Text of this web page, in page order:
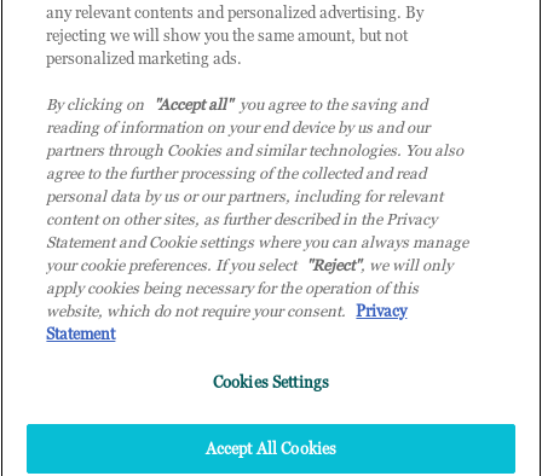
© 2026 TD SYNNEX Italy S.r.l. - Sede legale: via Luigi Russolo 9, 20138 Milano
(MI) - Numero di iscrizione al Registro delle Imprese di Milano e Codice Fiscale:
07092780159 - P.IVA: 07092780159 - Eur 12.569.000,00 i.v - TD SYNNEX e TD
in altri Paesi. Società a socio unico soggetta all’attività di direzione e coordinamento
Top
any relevant contents and personalized advertising. By
rejecting we will show you the same amount, but not
personalized marketing ads.
By clicking on "Accept all"you agree to the saving and
reading of information on your end device by us and our
partners through Cookies and similar technologies. You also
agree to the further processing of the collected and read
personal data by us or our partners, including for relevant
content on other sites, as further described in the Privacy
Statement and Cookie settings where you can always manage
your cookie preferences. If you select "Reject", we will only
apply cookies being necessary for the operation of this
website, which do not require your consent. Privacy
Statement
Cookies Settings
Accept All Cookies